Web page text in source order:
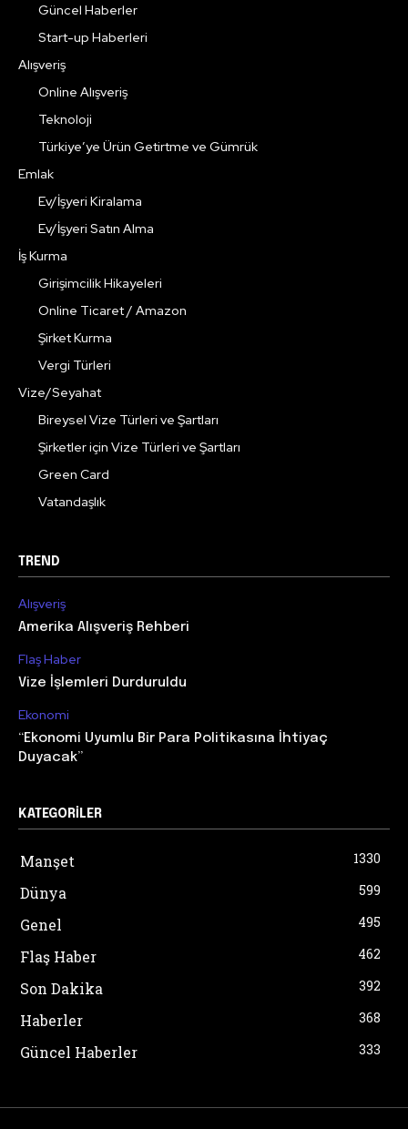
Güncel Haberler
Start-up Haberleri
Alışveriş
Online Alışveriş
Teknoloji
Türkiye’ye Ürün Getirtme ve Gümrük
Emlak
Ev/İşyeri Kiralama
Ev/İşyeri Satın Alma
İş Kurma
Girişimcilik Hikayeleri
Online Ticaret / Amazon
Şirket Kurma
Vergi Türleri
Vize/Seyahat
Bireysel Vize Türleri ve Şartları
Şirketler için Vize Türleri ve Şartları
Green Card
Vatandaşlık
TREND
Alışveriş
Amerika Alışveriş Rehberi
Flaş Haber
Vize İşlemleri Durduruldu
Ekonomi
“Ekonomi Uyumlu Bir Para Politikasına İhtiyaç
Duyacak”
KATEGORILER
Manşet 1330
Dünya 599
Genel 495
Flaş Haber 462
Son Dakika 392
Haberler 368
Güncel Haberler 333